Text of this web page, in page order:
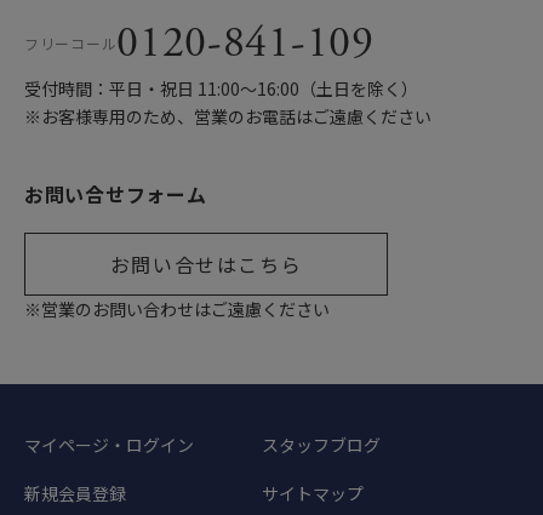
フリーコール0120-841-109
受付時間：平日・祝日 11:00〜16:00（土日を除く）
※お客様専用のため、営業のお電話はご遠慮ください
お問い合せフォーム
お問い合せはこちら
※営業のお問い合わせはご遠慮ください
マイページ・ログイン
新規会員登録
スタッフブログ
サイトマップ